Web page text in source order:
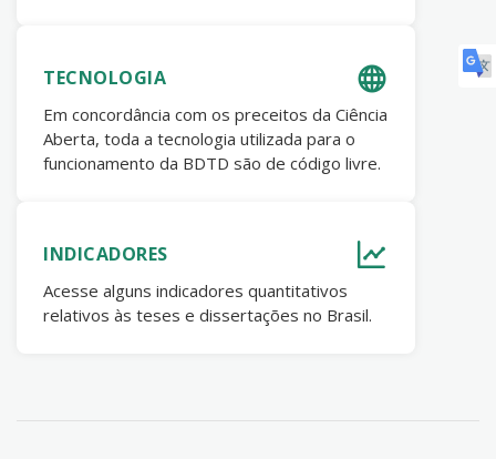
TECNOLOGIA
Em concordância com os preceitos da Ciência
Aberta, toda a tecnologia utilizada para o
funcionamento da BDTD são de código livre.
INDICADORES
Acesse alguns indicadores quantitativos
relativos às teses e dissertações no Brasil.